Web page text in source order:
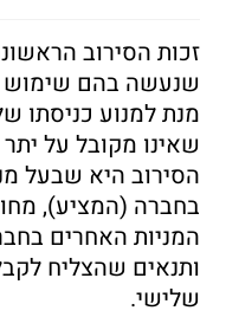
זכות הסירוב
שנעשה בהם שימוש
מנת למנוע כניסתו
שאינו מקובל על
הסירוב היא שבעל
בחברה (המציע),
המניות האחרים
ותנאים שהצליח
שלישי.